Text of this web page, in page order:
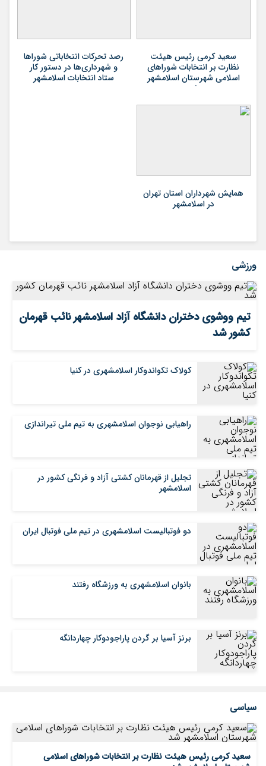
سعید کرمی رئیس هیئت
نظارت بر انتخابات شوراهای
اسلامی شهرستان اسلامشهر
شد
رصد تحرکات انتخاباتی شوراها
و شهرداری‌ها در دستور کار
ستاد انتخابات اسلامشهر
همایش شهرداران استان تهران
در اسلامشهر
ورزشی
تیم ووشوی دختران دانشگاه آزاد اسلامشهر نائب قهرمان
کشور شد
کولاک تکواندوکار اسلامشهری در کنیا
راهیابی نوجوان اسلامشهری به تیم ملی تیراندازی
تجلیل از قهرمانان کشتی آزاد و فرنگی کشور در
اسلامشهر
دو فوتبالیست اسلامشهری در تیم ملی فوتبال ایران
بانوان اسلامشهری به ورزشگاه رفتند
برنز آسیا بر گردن پاراجودوکار چهاردانگه
سیاسی
سعید کرمی رئیس هیئت نظارت بر انتخابات شوراهای اسلامی